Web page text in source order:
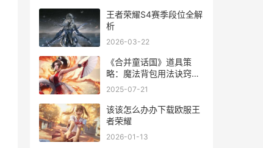
王者荣耀S4赛季段位全解
析
2026-03-22
《合并童话国》道具策
略：魔法背包用法诀窍详
细解答 如何组合童话
2025-07-21
该该怎么办办下载欧服王
者荣耀
2026-01-13